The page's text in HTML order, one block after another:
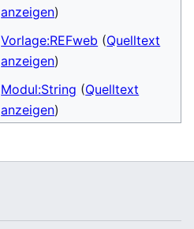
anzeigen)
Vorlage:REFweb (Quelltext
anzeigen)
Modul:String (Quelltext
anzeigen)